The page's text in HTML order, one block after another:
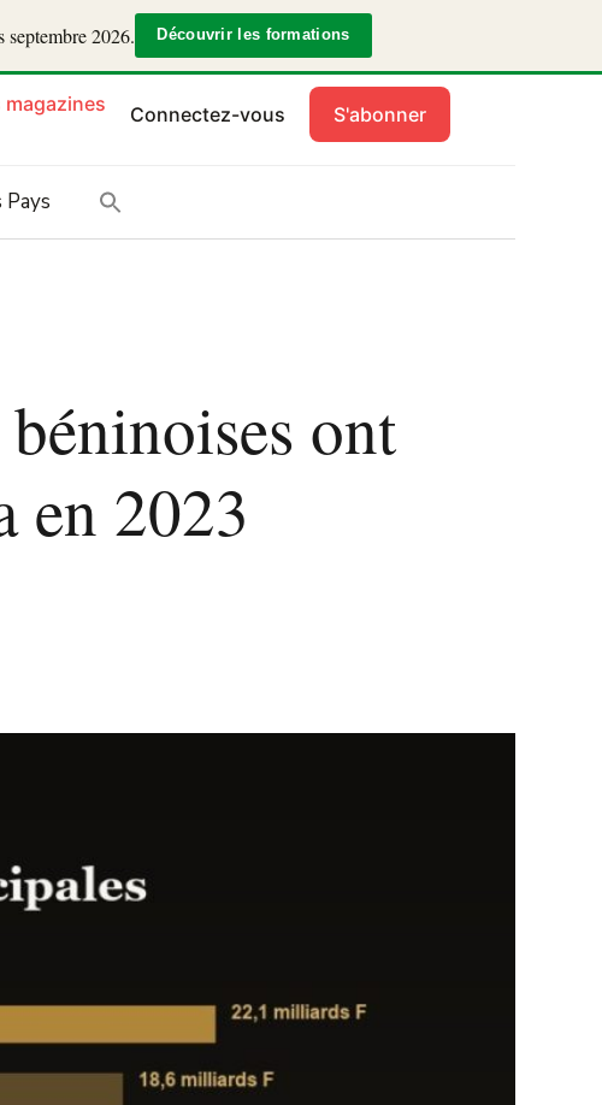
2026. Découvrir les formations
magazines Connectez-vous S'abonner
Pays
ont
en 2023